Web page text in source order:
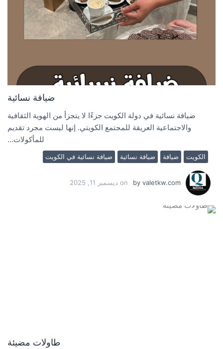
ضيافة نسائية
الكويت ضيافة ضيافة نسائية ضيافة نسائية في الكويت
ضيافة نسائية في دولة الكويت جزءًا لا يتجزأ من الهوية الثقافية
والاجتماعية العريقة للمجتمع الكويتي. إنها ليست مجرد تقديم
للمأكولات…
byvaletkw.com
on ديسمبر 11, 2025
طاولات مضيئة